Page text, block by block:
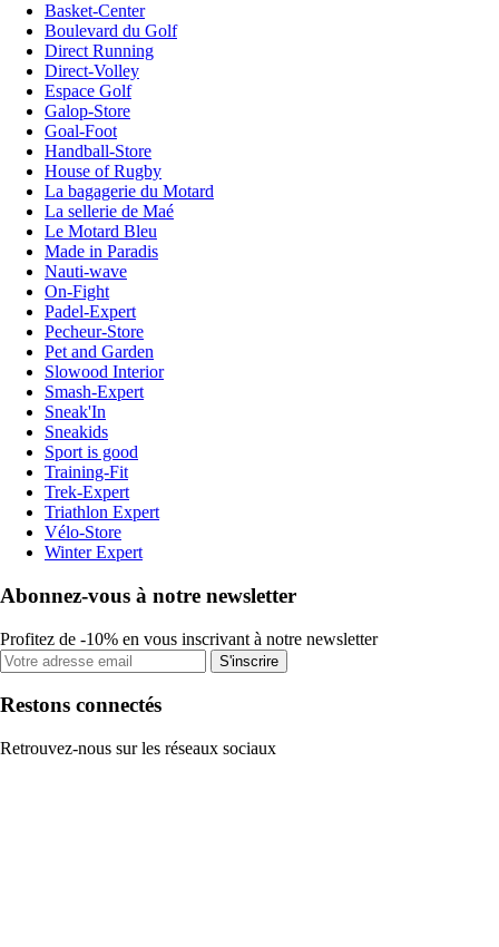
Basket-Center
Boulevard du Golf
Direct Running
Direct-Volley
Espace Golf
Galop-Store
Goal-Foot
Handball-Store
House of Rugby
La bagagerie du Motard
La sellerie de Maé
Le Motard Bleu
Made in Paradis
Nauti-wave
On-Fight
Padel-Expert
Pecheur-Store
Pet and Garden
Slowood Interior
Smash-Expert
Sneak'In
Sneakids
Sport is good
Training-Fit
Trek-Expert
Triathlon Expert
Vélo-Store
Winter Expert
Abonnez-vous à notre newsletter
Profitez de -10% en vous inscrivant à notre newsletter
S'inscrire
Restons connectés
Retrouvez-nous sur les réseaux sociaux